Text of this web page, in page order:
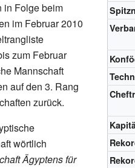
in Folge beim
im Februar 2010
zum Februar
Mannschaft
auf den 3. Rang
zurück.
wörtlich
Ägyptens für